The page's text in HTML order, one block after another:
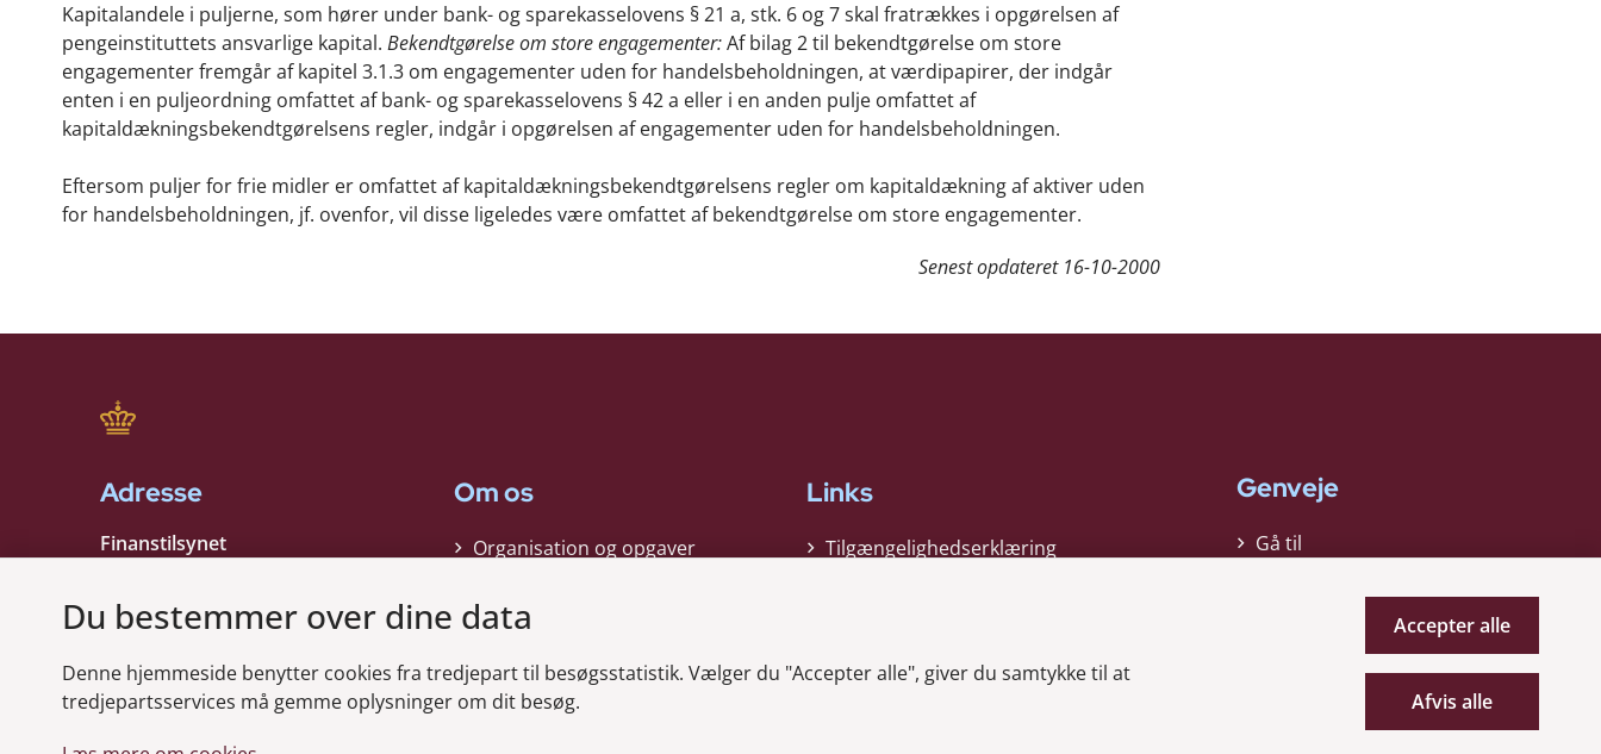
Kapitalandele i puljerne, som hører under bank- og sparekasselovens § 21 a, stk. 6 og 7 skal fratrækkes i opgørelsen af
pengeinstituttets ansvarlige kapital. Bekendtgørelse om store engagementer:Af bilag 2 til bekendtgørelse om store
engagementer fremgår af kapitel 3.1.3 om engagementer uden for handelsbeholdningen, at værdipapirer, der indgår
enten i en puljeordning omfattet af bank- og sparekasselovens § 42 a eller i en anden pulje omfattet af
kapitaldækningsbekendtgørelsens regler, indgår i opgørelsen af engagementer uden for handelsbeholdningen.
Eftersom puljer for frie midler er omfattet af kapitaldækningsbekendtgørelsens regler om kapitaldækning af aktiver uden
for handelsbeholdningen, jf. ovenfor, vil disse ligeledes være omfattet af bekendtgørelse om store engagementer.
Senest opdateret 16-10-2000
Adresse
Finanstilsynet
1401 København K
CVR nummer:10598184
Om os
Organisation og opgaver
Kontakt
Modtag nyheder
Links
Tilgængelighedserklæring
Whistleblower
Genveje
Gå til
Du bestemmer over dine data
Denne hjemmeside benytter cookies fra tredjepart til besøgsstatistik. Vælger du "Accepter alle", giver du samtykke til at
tredjepartsservices må gemme oplysninger om dit besøg.
Accepter alle
Afvis alle